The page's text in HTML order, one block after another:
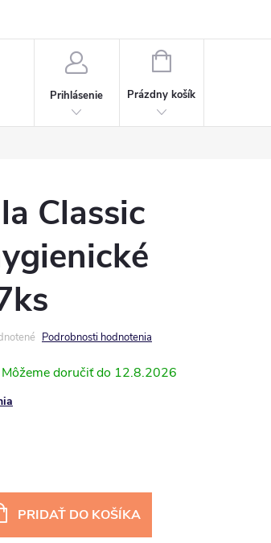
Prihlásenie
NÁKUPNÝ
Prázdny košík
Classic
Podrobnosti hodnotenia
12.8.2026
PRIDAŤ DO KOŠÍKA